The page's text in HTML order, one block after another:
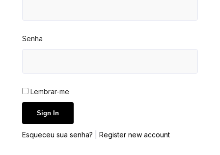
Senha
Lembrar-me
Esqueceu sua senha? Register new account